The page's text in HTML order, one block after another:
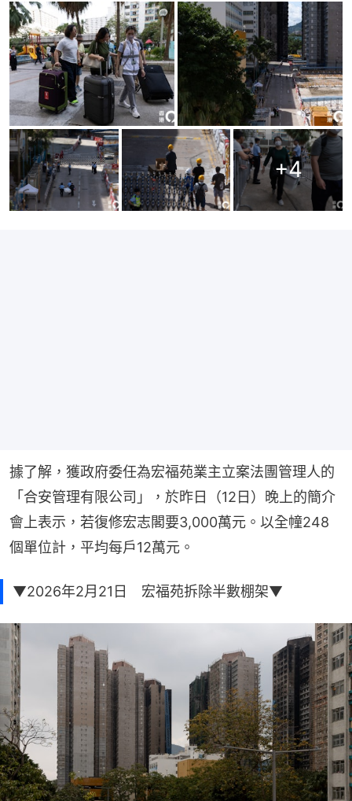
+4
據了解，獲政府委任為宏福苑業主立案法團管理人的
「合安管理有限公司」，於昨日（12日）晚上的簡介
會上表示，若復修宏志閣要3,000萬元。以全幢248
個單位計，平均每戶12萬元。
▼2026年2月21日 宏福苑拆除半數棚架▼